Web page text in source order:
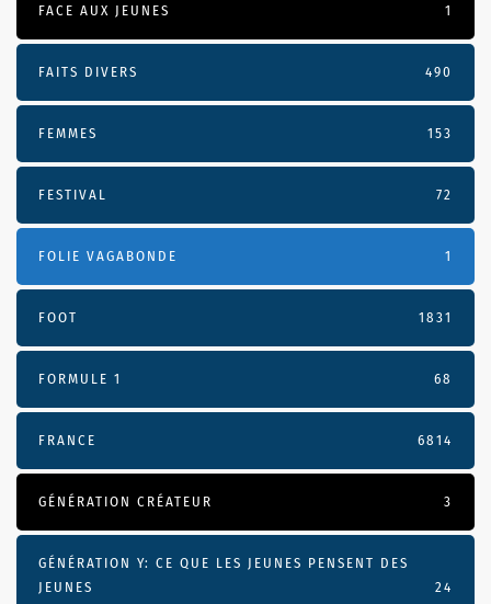
FACE AUX JEUNES 1
FAITS DIVERS 490
FEMMES 153
FESTIVAL 72
FOLIE VAGABONDE 1
FOOT 1831
FORMULE 1 68
FRANCE 6814
GÉNÉRATION CRÉATEUR 3
GÉNÉRATION Y: CE QUE LES JEUNES PENSENT DES
JEUNES
24